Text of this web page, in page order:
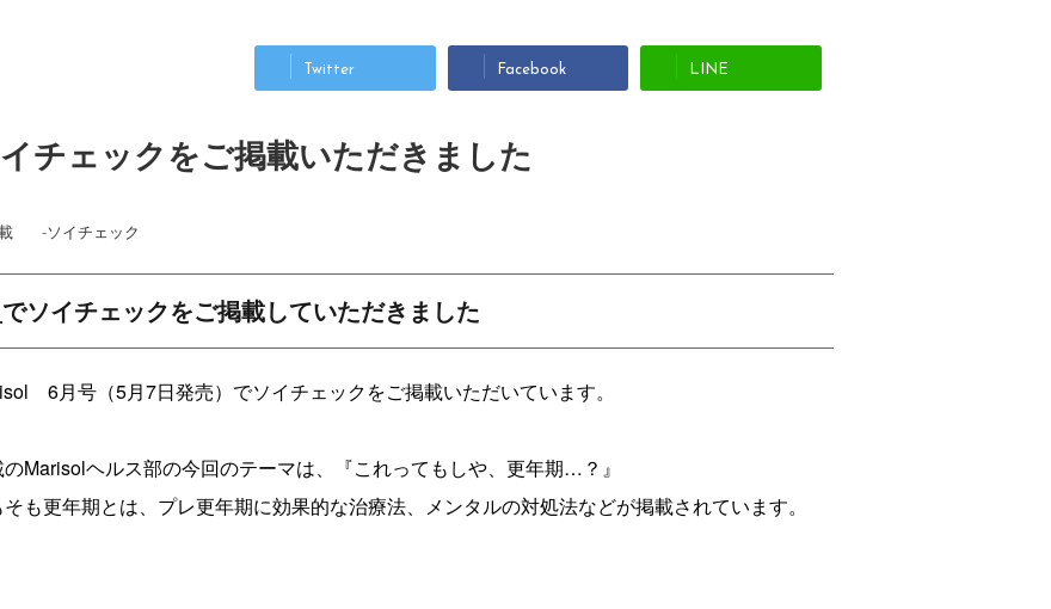
Twitter Facebook LINE
チェックをご掲載いただきました
-ソイチェック
でソイチェックをご掲載していただきました
6月号（5月7日発売）でソイチェックをご掲載いただいています。
Marisolヘルス部の今回のテーマは、『これってもしや、更年期…？』
そも更年期とは、プレ更年期に効果的な治療法、メンタルの対処法などが掲載されています。